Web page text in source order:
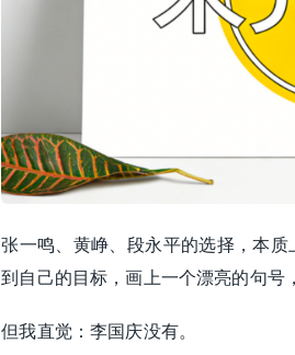
张一鸣、黄峥、段永平的选择，本
到自己的目标，画上一个漂亮的句号
但我直觉：李国庆没有。